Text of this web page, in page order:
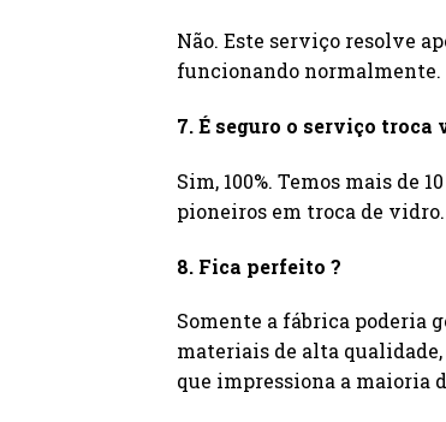
Não. Este serviço resolve
funcionando normalmente.
7. É seguro o serviço troca
Sim, 100%. Temos mais de
pioneiros em troca de vidro.
8. Fica perfeito ?
Somente a fábrica poderia
materiais de alta
que impressiona a maioria